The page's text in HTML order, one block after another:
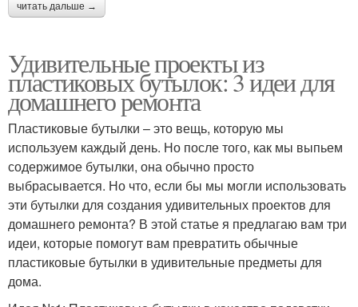
читать дальше →
Удивительные проекты из
пластиковых бутылок: 3 идеи для
домашнего ремонта
Пластиковые бутылки – это вещь, которую мы
используем каждый день. Но после того, как мы выпьем
содержимое бутылки, она обычно просто
выбрасывается. Но что, если бы мы могли использовать
эти бутылки для создания удивительных проектов для
домашнего ремонта? В этой статье я предлагаю вам три
идеи, которые помогут вам превратить обычные
пластиковые бутылки в удивительные предметы для
дома.